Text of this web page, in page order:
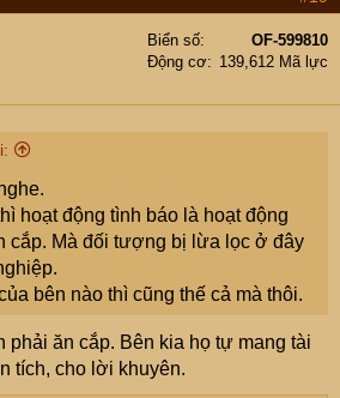
Biển số
OF-599810
Động cơ
139,612 Mã lực
hoạt động tình báo là hoạt động
cắp. Mà đối tượng bị lừa lọc ở đây
bên nào thì cũng thế cả mà thôi.
phải ăn cắp. Bên kia họ tự mang tài
tích, cho lời khuyên.